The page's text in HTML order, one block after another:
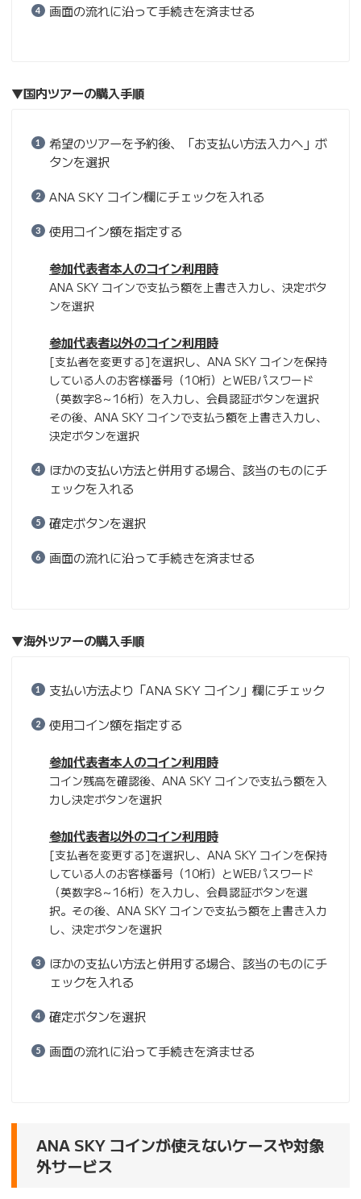
画面の流れに沿って手続きを済ませる
▼国内ツアーの購入手順
希望のツアーを予約後、「お支払い方法入力へ」ボ
タンを選択
ANA SKY コイン欄にチェックを入れる
使用コイン額を指定する
参加代表者本人のコイン利用時
ANA SKY コインで支払う額を上書き入力し、決定ボタ
ンを選択
参加代表者以外のコイン利用時
[支払者を変更する]を選択し、ANA SKY コインを保持
している人のお客様番号（10桁）とWEBパスワード
（英数字8～16桁）を入力し、会員認証ボタンを選択
その後、ANA SKY コインで支払う額を上書き入力し、
決定ボタンを選択
ほかの支払い方法と併用する場合、該当のものにチ
ェックを入れる
確定ボタンを選択
画面の流れに沿って手続きを済ませる
▼海外ツアーの購入手順
支払い方法より「ANA SKY コイン」欄にチェック
使用コイン額を指定する
参加代表者本人のコイン利用時
コイン残高を確認後、ANA SKY コインで支払う額を入
力し決定ボタンを選択
参加代表者以外のコイン利用時
[支払者を変更する]を選択し、ANA SKY コインを保持
している人のお客様番号（10桁）とWEBパスワード
（英数字8～16桁）を入力し、会員認証ボタンを選
択。その後、ANA SKY コインで支払う額を上書き入力
し、決定ボタンを選択
ほかの支払い方法と併用する場合、該当のものにチ
ェックを入れる
確定ボタンを選択
画面の流れに沿って手続きを済ませる
ANA SKY コインが使えないケースや対象
外サービス